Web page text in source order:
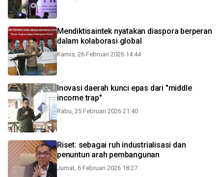
Mendiktisaintek nyatakan diaspora berperan
dalam kolaborasi global
Kamis, 26 Februari 2026 14:44
Inovasi daerah kunci epas dari "middle
income trap"
Rabu, 25 Februari 2026 21:40
Riset: sebagai ruh industrialisasi dan
penuntun arah pembangunan
Jumat, 6 Februari 2026 18:27